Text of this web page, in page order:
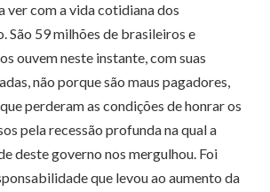
ver com a vida cotidiana dos
São 59 milhões de brasileiros e
ouvem neste instante, com suas
não porque são maus pagadores,
perderam as condições de honrar os
pela recessão profunda na qual a
deste governo nos mergulhou. Foi
que levou ao aumento da